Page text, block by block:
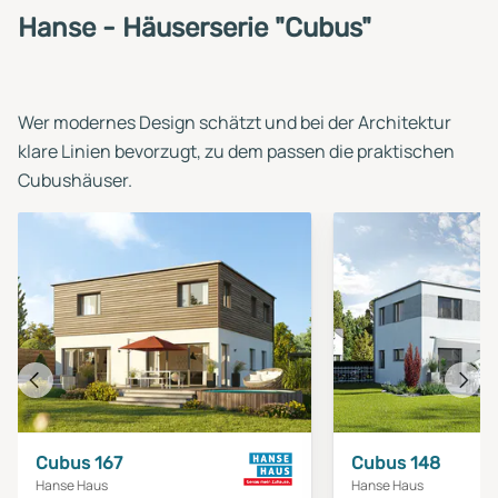
Hanse - Häuserserie "Cubus"
Wer modernes Design schätzt und bei der Architektur
klare Linien bevorzugt, zu dem passen die praktischen
Cubushäuser.
Cubus 167
Hanse Haus
Cubus 148
Hanse Haus
Vorheriges
Haus
Haus